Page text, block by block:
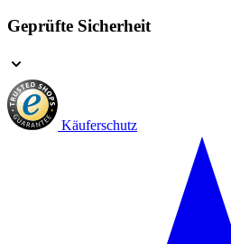
Geprüfte Sicherheit
Käuferschutz